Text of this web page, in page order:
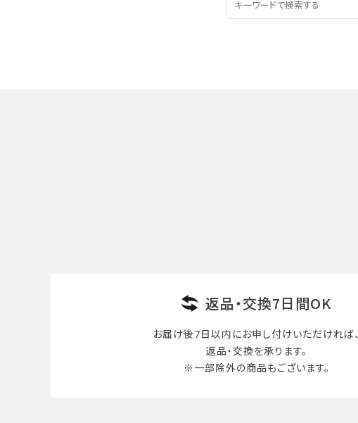
返品・交換7日間OK
お届け後7日以内にお申し付けいただければ、
返品・交換を承ります。
※一部除外の商品もございます。